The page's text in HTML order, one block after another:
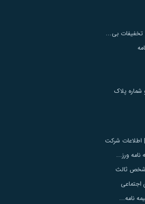
بی...
پلاک
شرکت
ورز...
ثالث